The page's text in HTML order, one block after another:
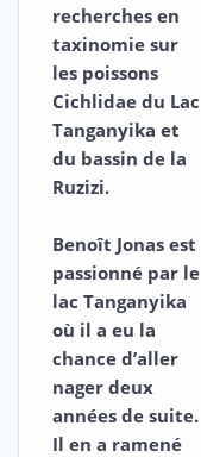
recherches en
taxinomie sur
les poissons
Cichlidae du Lac
Tanganyika et
du bassin de la
Ruzizi.
Benoît Jonas est
passionné par le
lac Tanganyika
où il a eu la
chance d’aller
nager deux
années de suite.
Il en a ramené